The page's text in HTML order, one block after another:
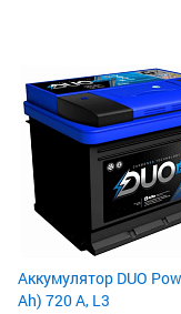
Аккумулятор DUO
Ah) 720 А, L3